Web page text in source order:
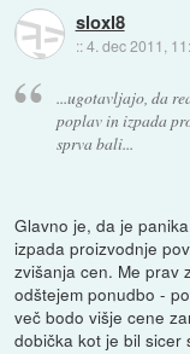
sloxl8
::4. dec 2011,
...ugotavljajo, da
poplav in izpada
sprva bali...
Glavno je, da je
izpada proizvodnje
zvišanja cen. Me prav
odštejem ponudbo -
več bodo višje cene
dobička kot je bil sicer